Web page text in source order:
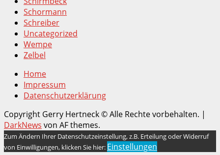
Schormann
Schreiber
Uncategorized
Wempe
Zelbel
Home
Impressum
Datenschutzerklärung
Copyright Gerry Hertneck © Alle Rechte vorbehalten. |
DarkNews von AF themes.
Zum Ändern Ihrer Datenschutzeinstellung, z.B. Erteilung oder Widerruf
von Einwilligungen, klicken Sie hier: Einstellungen